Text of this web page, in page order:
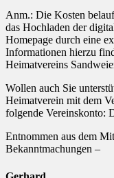
Anm.: Die Kosten
das Hochladen der
Homepage durch eine
Informationen hierzu
Heimatvereins
Wollen auch Sie
Heimatverein mit dem
folgende Vereinskonto:
Entnommen aus dem
Bekanntmachungen –